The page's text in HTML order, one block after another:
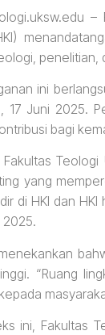
–
penelitian,
ini
17 Juni 2025.
bagi
yang
di HKI dan
2025.
“Ruang
ini, Fakultas